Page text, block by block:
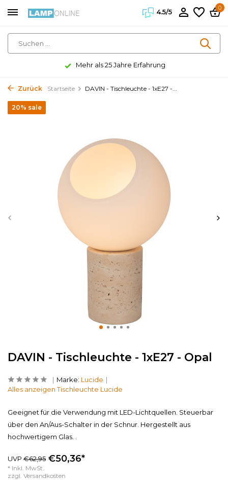
4.5/5
0
Mehr als 25 Jahre Erfahrung
Zurück Startseite DAVIN - Tischleuchte - 1xE27 -...
DAVIN - Tischleuchte - 1xE27 - Opal
20% sale
Marke: Lucide
Alles anzeigen Tischleuchte Lucide
Geeignet für die Verwendung mit LED-Lichtquellen. Steuerbar
über den An/Aus-Schalter in der Schnur. Hergestellt aus
hochwertigem Glas. .
UVP €62,95 €50,36*
* Inkl. MwSt.
zzgl. Versandkosten